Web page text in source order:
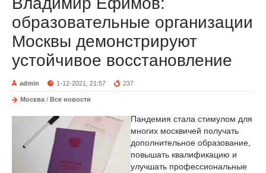
образовательные организации
Москвы демонстрируют
устойчивое восстановление
admin 1-12-2021, 21:57 237
Москва / Все новости
Пандемия стала стимулом для
многих москвичей получать
дополнительное образование,
повышать квалификацию и
улучшать профессиональные